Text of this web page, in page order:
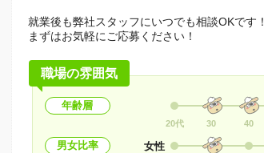
就業後も弊社スタッフにいつでも相談OKです！
まずはお気軽にご応募ください！
職場の雰囲気
年齢層
20代 30 40
男女比率 女性